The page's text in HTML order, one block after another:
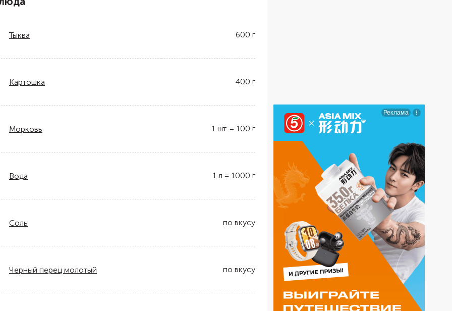
Тыква 600 г
Картошка 400 г
Морковь 1 шт. = 100 г
Вода 1 л = 1000 г
Соль по вкусу
Черный перец молотый по вкусу